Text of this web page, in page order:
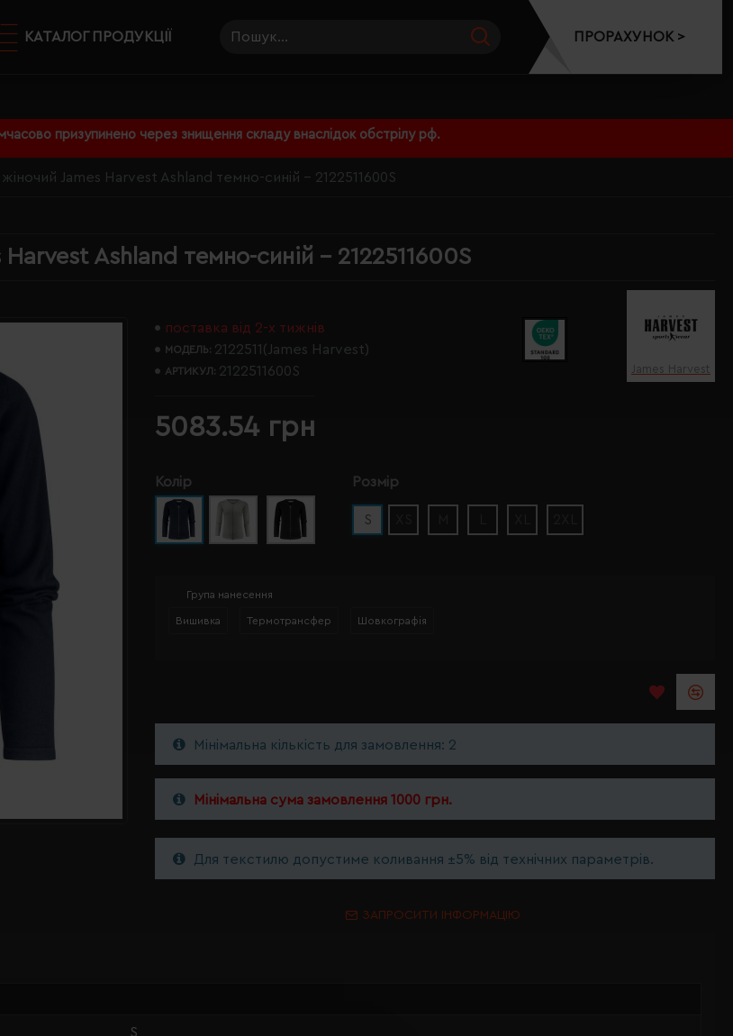
призупинено через знищення складу внаслідок обстрілу рф.
КАТАЛОГ ПРОДУКЦІЇ ПРОРАХУНОК >
James Harvest Ashland темно-синій - 2122511600S
Ashland темно-синій - 2122511600S
поставка від 2-х тижнів
МОДЕЛЬ: 2122511(James Harvest)
АРТИКУЛ: 2122511600S James Harvest
5083.54 грн
Колір Розмір
S
Група нанесення
Вишивка Термотрансфер Шовкографія
Мінімальна кількість для замовлення: 2
Мінімальна сума замовлення 1000 грн.
Для текстилю допустиме коливання ±5% від технічних параметрів.
ЗАПРОСИТИ ІНФОРМАЦІЮ
S